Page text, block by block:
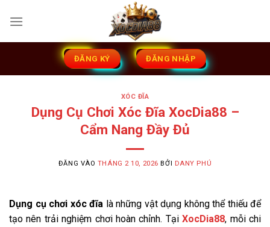
qua
ĐĂNG KÝ ĐĂNG NHẬP
XÓC ĐĨA
Dụng Cụ Chơi Xóc Đĩa XocDia88 –
Cẩm Nang Đầy Đủ
ĐĂNG VÀO THÁNG 2 10, 2026 BỞI DANY PHÚ
Dụng cụ chơi xóc đĩa là những vật dụng không thể thiếu để
tạo nên trải nghiệm chơi hoàn chỉnh. TạiXocDia88, mỗi chi